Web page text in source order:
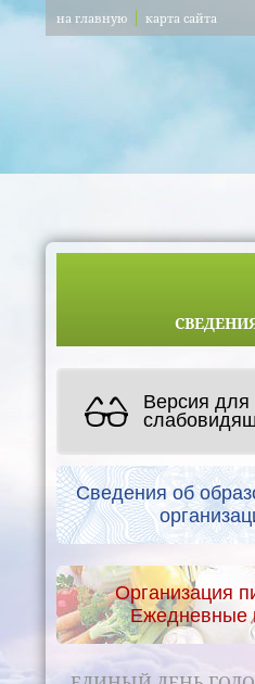
на главную карта сайта
Версия для
Сведения об
Организация
Ежедневные